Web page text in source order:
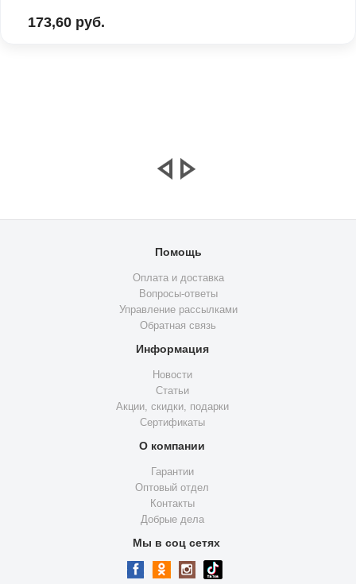
173,60 руб.
Помощь
Оплата и доставка
Вопросы-ответы
Управление рассылками
Обратная связь
Информация
Новости
Статьи
Акции, скидки, подарки
Сертификаты
О компании
Гарантии
Оптовый отдел
Контакты
Добрые дела
Мы в соц сетях